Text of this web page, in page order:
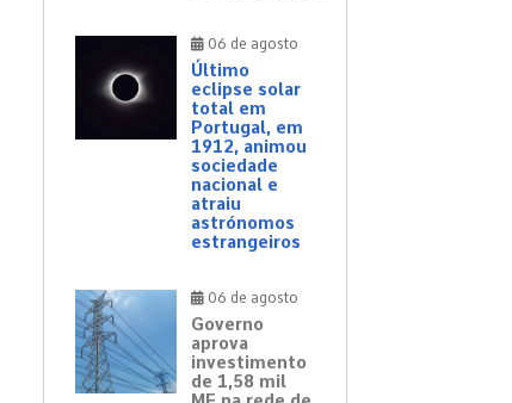
06 de agosto
Último
eclipse solar
total em
Portugal, em
1912, animou
sociedade
nacional e
atraiu
astrónomos
estrangeiros
06 de agosto
Governo
aprova
investimento
de 1,58 mil